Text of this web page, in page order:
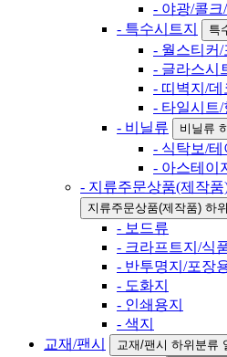
- 야광/콜크
- 특수시트지
특
- 월스티커/
- 글라스시
- 띠벽지/데
- 타일시트/
- 비닐류
비닐류
- 식탁보/테
- 아스테이
- 지류주문상품(제작품
지류주문상품(제작품) 하
- 보드류
- 크라프트지/식
- 반투명지/포장
- 도화지
- 인쇄용지
- 색지
교재/팬시
교재/팬시 하위분류